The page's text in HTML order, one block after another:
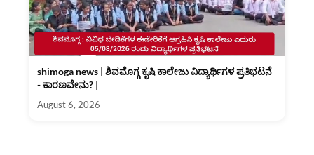
shimoga news | ಶಿವಮೊಗ್ಗ ಕೃಷಿ ಕಾಲೇಜು ವಿದ್ಯಾರ್ಥಿಗಳ ಪ್ರತಿಭಟನೆ
- ಕಾರಣವೇನು? |
August 6, 2026